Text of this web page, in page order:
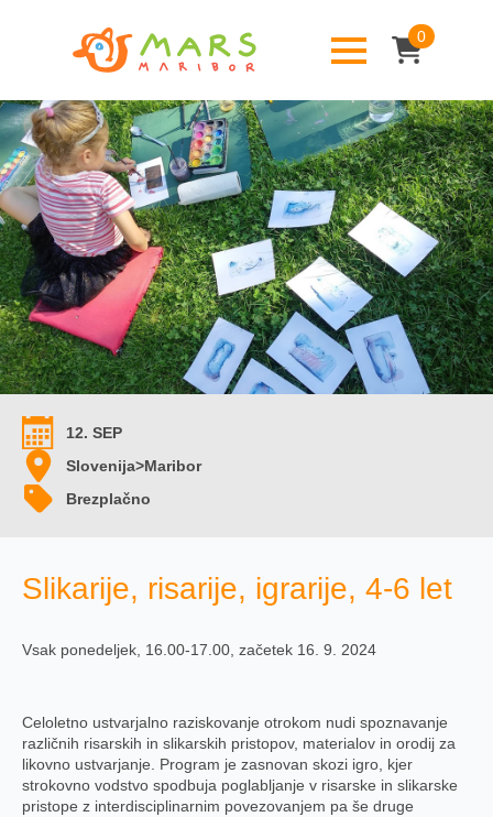
0
12. SEP
Slovenija>Maribor
Brezplačno
Slikarije, risarije, igrarije, 4-6 let
Vsak ponedeljek, 16.00-17.00, začetek 16. 9. 2024
Celoletno ustvarjalno raziskovanje otrokom nudi spoznavanje
različnih risarskih in slikarskih pristopov, materialov in orodij za
likovno ustvarjanje. Program je zasnovan skozi igro, kjer
strokovno vodstvo spodbuja poglabljanje v risarske in slikarske
pristope z interdisciplinarnim povezovanjem pa še druge